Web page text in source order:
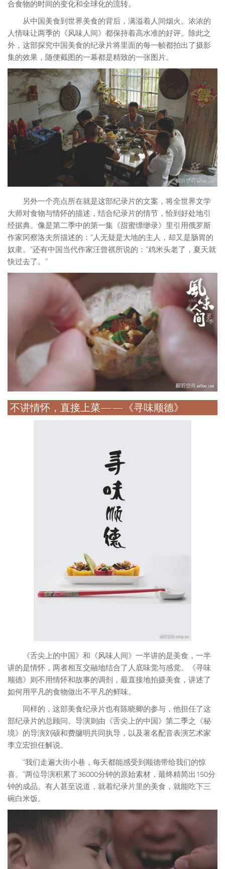
合食物的时间的变化和全球化的流转。
从中国美食到世界美食的背后，满溢着人间烟火。浓浓的
人情味让两季的《风味人间》都保持着高水准的好评。除此之
外，这部探究中国美食的纪录片将里面的每一帧都拍出了摄影
集的效果，随便截图的一幕都是精致的一张图片。
另外一个亮点所在就是这部纪录片的文案，将全世界文学
大师对食物与情怀的描述，结合纪录片的情节，恰到好处地引
经据典。像是第二季中的第一集《甜蜜缥缈录》里引用俄罗斯
作家冈察洛夫所描述的：“人无疑是大地的主人，却又是肠胃的
奴隶。”还有中国当代作家汪曾祺所说的：“鸡米头老了，夏天就
快过去了。”
不讲情怀，直接上菜——《寻味顺德》
《舌尖上的中国》和《风味人间》一半讲的是美食，一半
讲的是情怀，两者相互交融地结合了人底味觉与感觉。《寻味
顺德》则不用情怀和故事的调剂，最直接地拍摄美食，讲述了
如何用平凡的食物做出不平凡的鲜味。
同样的，这部美食纪录片也有陈晓卿的参与，他担任了这
部纪录片的总顾问。导演则由《舌尖上的中国》第二季之《秘
境》的导演刘硕和费牖明共同执导，以及著名配音表演艺术家
李立宏担任解说。
“我们走遍大街小巷，每天都能感受到顺德带给我们的惊
喜。”两位导演积累了36000分钟的原始素材，最终精简出150分
钟的成品。有人甚至说道，就着纪录片里的美食，就能吃下三
碗白米饭。